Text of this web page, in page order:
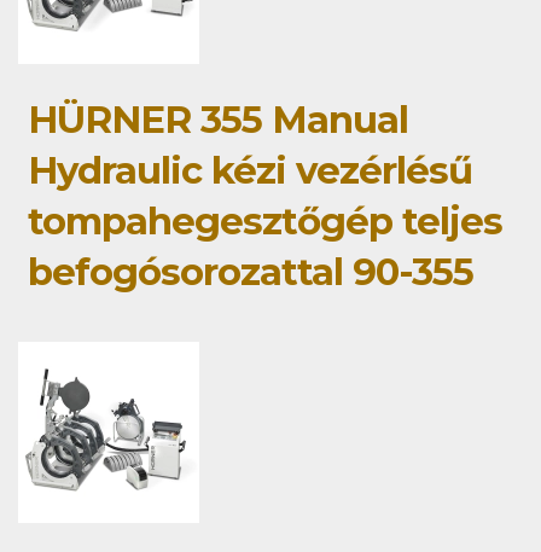
HÜRNER 355 Manual
Hydraulic kézi vezérlésű
tompahegesztőgép teljes
befogósorozattal 90-355